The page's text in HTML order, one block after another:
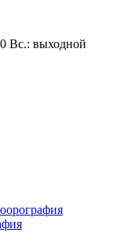
Вс.: выходной